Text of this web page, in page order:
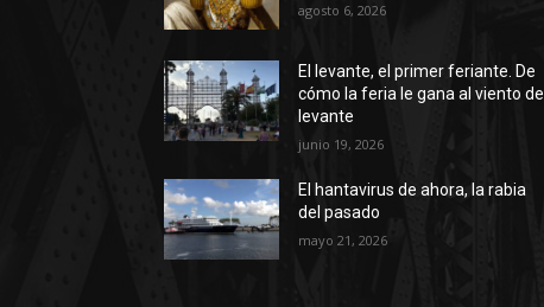
agosto 6, 2026
El levante, el primer feriante. De
cómo la feria le gana al viento de
levante
junio 19, 2026
El hantavirus de ahora, la rabia
del pasado
mayo 21, 2026